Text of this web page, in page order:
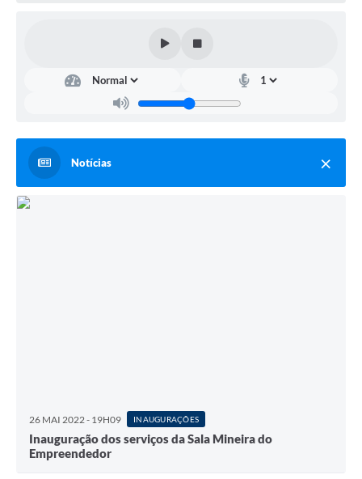
Notícias
26 MAI 2022 - 19H09 INAUGURAÇÕES
Inauguração dos serviços da Sala Mineira do
Empreendedor